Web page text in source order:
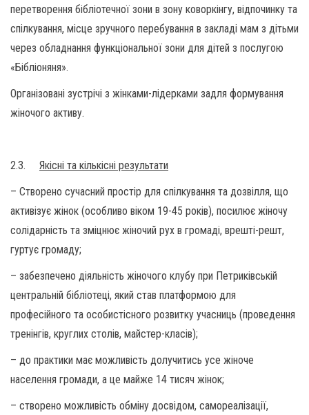
перетворення бібліотечної зони в зону коворкінгу, відпочинку та
спілкування, місце зручного перебування в закладі мам з дітьми
через обладнання функціональної зони для дітей з послугою
«Бібліоняня».
Організовані зустрічі з жінками-лідерками задля формування
жіночого активу.
2.3. Якісні та кількісні результати
– Створено сучасний простір для спілкування та дозвілля, що
активізує жінок (особливо віком 19-45 років), посилює жіночу
солідарність та зміцнює жіночий рух в громаді, врешті-решт,
гуртує громаду;
– забезпечено діяльність жіночого клубу при Петриківській
центральній бібліотеці, який став платформою для
професійного та особистісного розвитку учасниць (проведення
тренінгів, круглих столів, майстер-класів);
– до практики має можливість долучитись усе жіноче
населення громади, а це майже 14 тисяч жінок;
– створено можливість обміну досвідом, самореалізації,